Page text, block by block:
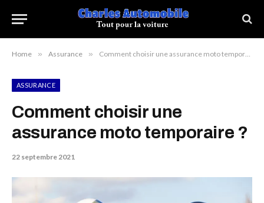
Home » Assurance » Comment choisir une assurance moto temporaire ?
ASSURANCE
Comment choisir une
assurance moto temporaire ?
22 septembre 2021